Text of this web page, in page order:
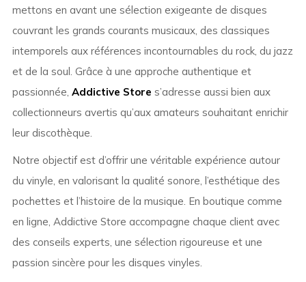
mettons en avant une sélection exigeante de disques
couvrant les grands courants musicaux, des classiques
intemporels aux références incontournables du rock, du jazz
et de la soul. Grâce à une approche authentique et
passionnée, Addictive Store s’adresse aussi bien aux
collectionneurs avertis qu’aux amateurs souhaitant enrichir
leur discothèque.
Notre objectif est d’offrir une véritable expérience autour
du vinyle, en valorisant la qualité sonore, l’esthétique des
pochettes et l’histoire de la musique. En boutique comme
en ligne, Addictive Store accompagne chaque client avec
des conseils experts, une sélection rigoureuse et une
passion sincère pour les disques vinyles.